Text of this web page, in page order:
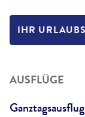
IHR
AUSFLÜGE